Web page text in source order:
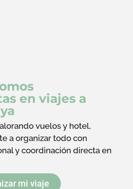
en viajes a
vuelos y hotel,
a organizar todo con
y coordinación directa en
mi viaje